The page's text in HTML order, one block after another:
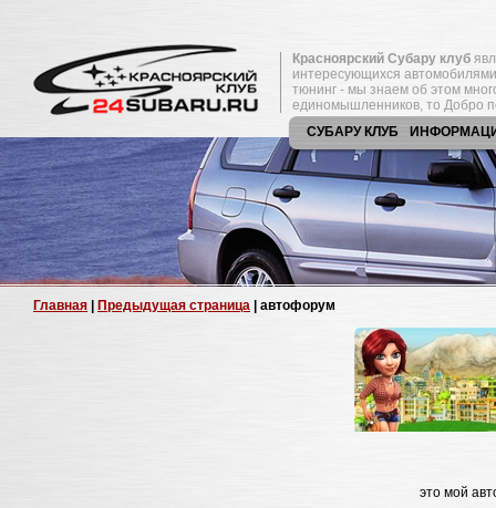
Красноярский Субару клуб
интересующихся
тюнинг - мы знаем об этом
единомышленников, то Добро
СУБАРУ КЛУБ
Главная Предыдущая страница | автофорум
это мой